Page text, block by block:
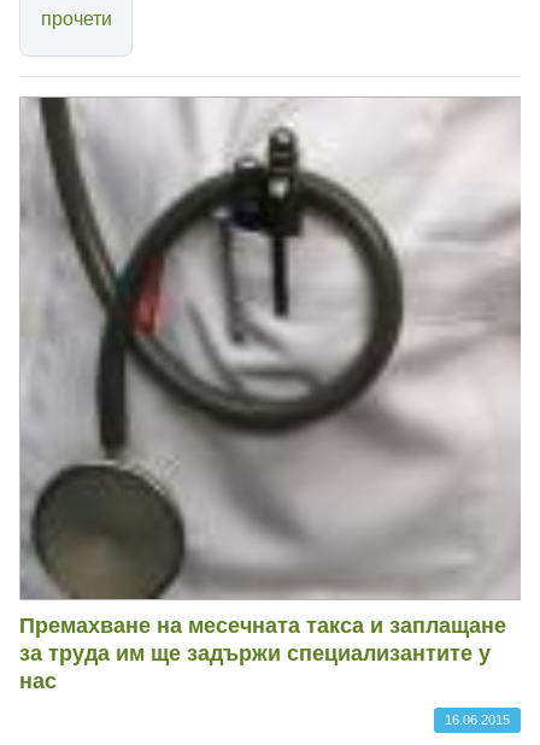
прочети
Премахване на месечната такса и заплащане
за труда им ще задържи специализантите у
нас
16.06.2015